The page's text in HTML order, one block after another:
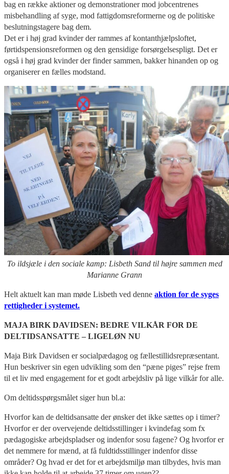
bag en række aktioner og demonstrationer mod jobcentrenes
misbehandling af syge, mod fattigdomsreformerne og de politiske
beslutningstagere bag dem.
Det er i høj grad kvinder der rammes af kontanthjælpsloftet,
førtidspensionsreformen og den gensidige forsørgelsespligt. Det er
også i høj grad kvinder der finder sammen, bakker hinanden op og
organiserer en fælles modstand.
To ildsjæle i den sociale kamp: Lisbeth Sand til højre sammen med
Marianne Grann
Helt aktuelt kan man møde Lisbeth ved denne aktion for de syges
rettigheder i systemet.
MAJA BIRK DAVIDSEN: BEDRE VILKÅR FOR DE
DELTIDSANSATTE – LIGELØN NU
Maja Birk Davidsen er socialpædagog og fællestillidsrepræsentant.
Hun beskriver sin egen udvikling som den “pæne piges” rejse frem
til et liv med engagement for et godt arbejdsliv på lige vilkår for alle.
Om deltidsspørgsmålet siger hun bl.a:
Hvorfor kan de deltidsansatte der ønsker det ikke sættes op i timer?
Hvorfor er der overvejende deltidsstillinger i kvindefag som fx
pædagogiske arbejdspladser og indenfor sosu fagene? Og hvorfor er
det nemmere for mænd, at få fuldtidsstillinger indenfor disse
områder? Og hvad er det for et arbejdsmiljø man tilbydes, hvis man